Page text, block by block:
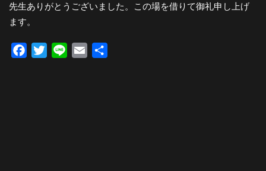
先生ありがとうございました。この場を借りて御礼申し上げ
ます。
Facebook
TwitterLine Email